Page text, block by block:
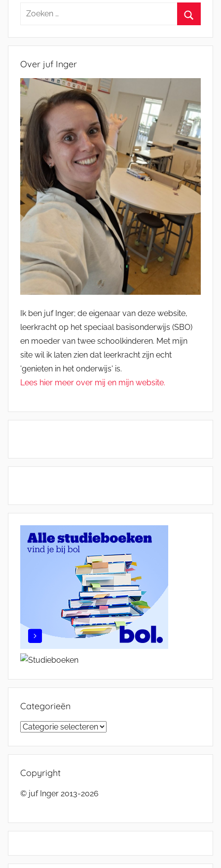
Zoeken
Over juf Inger
Ik ben juf Inger; de eigenaar van deze website,
leerkracht op het speciaal basisonderwijs (SBO)
en moeder van twee schoolkinderen. Met mijn
site wil ik laten zien dat leerkracht zijn echt
'genieten in het onderwijs' is.
Lees hier meer over mij en mijn website.
Categorieën
Categorieën
Copyright
© juf Inger 2013-2026